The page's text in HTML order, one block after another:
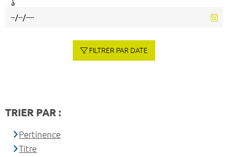
à
FILTRER PAR DATE
TRIER PAR :
Pertinence
Titre